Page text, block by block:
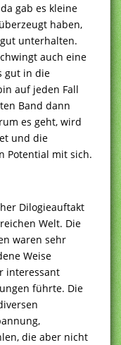
gab es kleine
haben,
unterhalten.
auch eine
gut in die
auf jeden Fall
Band dann
es geht, wird
und die
Potential mit sich.
Dilogieauftakt
Welt. Die
waren sehr
Weise
interessant
führte. Die
die aber nicht